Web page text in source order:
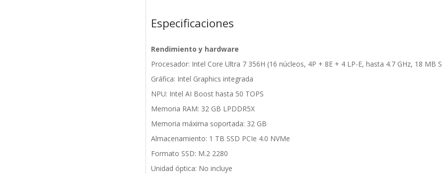
Especificaciones
Rendimiento y hardware
Procesador: Intel Core Ultra 7 356H (16 núcleos, 4P + 8E + 4 LP-E, hasta 4.7 GHz, 18 MB
Gráfica: Intel Graphics integrada
NPU: Intel AI Boost hasta 50 TOPS
Memoria RAM: 32 GB LPDDR5X
Memoria máxima soportada: 32 GB
Almacenamiento: 1 TB SSD PCIe 4.0 NVMe
Formato SSD: M.2 2280
Unidad óptica: No incluye